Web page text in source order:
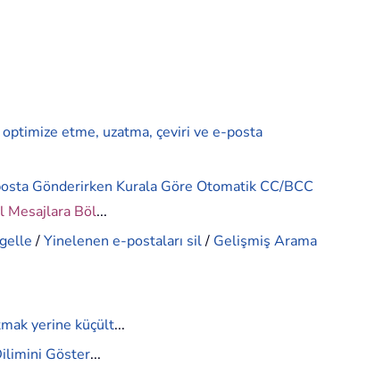
etme, uzatma, çeviri ve e-posta
Gönderirken Kurala Göre Otomatik CC/BCC
Mesajlara Böl...
/Yinelenen e-postaları sil/ Gelişmiş Arama
yerine küçült...
Göster...